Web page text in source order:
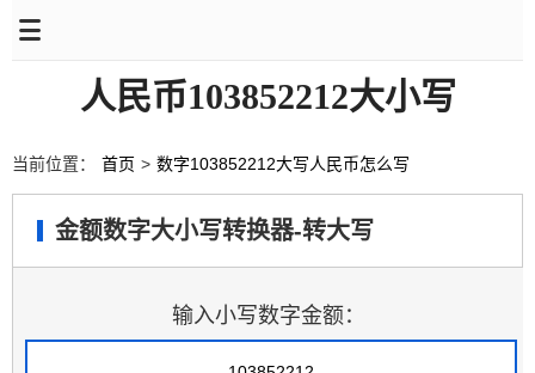
人民币103852212大小写
当前位置： 首页 > 数字103852212大写人民币怎么写
金额数字大小写转换器-转大写
输入小写数字金额：